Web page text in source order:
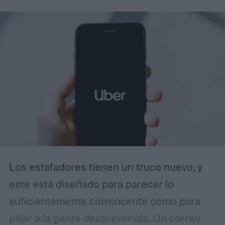
CV y podía superar los 290 km/h, cifras que
ayudaron a establecer nuevos estándares
para los automóviles de altas prestaciones.
Los estafadores tienen un truco nuevo, y
este está diseñado para parecer lo
suficientemente convincente como para
pillar a la gente desprevenida. Un correo